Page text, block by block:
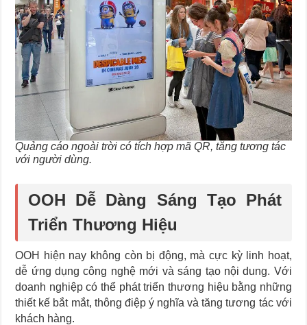
Quảng cáo ngoài trời có tích hợp mã QR, tăng tương tác
với người dùng.
OOH Dễ Dàng Sáng Tạo Phát
Triển Thương Hiệu
OOH hiện nay không còn bị động, mà cực kỳ linh hoạt,
dễ ứng dụng công nghệ mới và sáng tạo nội dung. Với
doanh nghiệp có thể phát triển thương hiệu bằng những
thiết kế bắt mắt, thông điệp ý nghĩa và tăng tương tác với
khách hàng.